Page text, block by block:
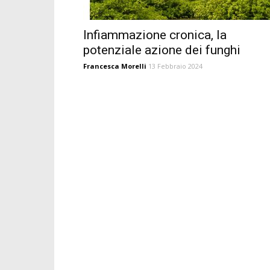
Infiammazione cronica, la
potenziale azione dei funghi
Francesca Morelli 13 Febbraio 2024